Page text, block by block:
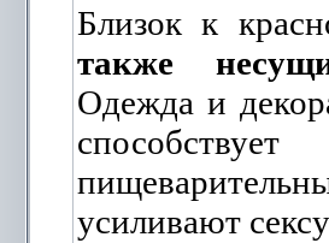
Близок к
также
Одежда и
усиливают